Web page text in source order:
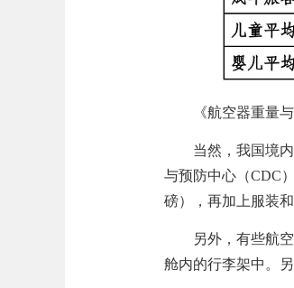
《航空器重量
当然，我国境
与预防中心（CDC
磅），再加上服装
另外， 有些航
舱内的行李架中。